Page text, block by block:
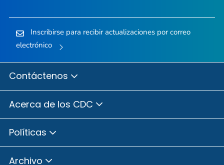
Inscribirse para recibir actualizaciones por correo
electrónico
Contáctenos
Acerca de los CDC
Políticas
Archivo